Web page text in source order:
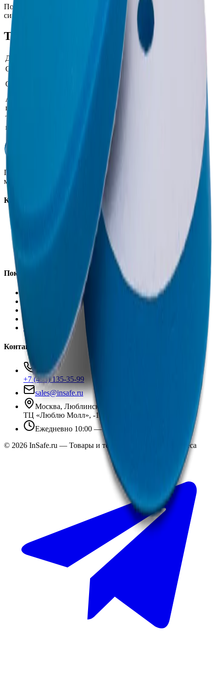
Поролоновый полировальный круг Detail DT-0308 средний
синий для эксцентрика 150/170мм
Технические характеристики
Диаметр
Способ крепления
Объём тары, фасовка
средний синий для эксцентрика
150/170мм
Артикул
производителя
Тип полировального
круга
поролоновый круг средней
жесткости
Профессиональная автохимия, оборудование и расходные
материалы для детейлинга.
Каталог
Расходные материалы
Покупателям
Доставка и оплата
О компании
Контакты
+7 (495) 135-35-99
sales@insafe.ru
Москва, Люблинская ул., 153.
ТЦ «Люблю Молл», -1 уровень
Ежедневно 10:00 — 19:00
© 2026 InSafe.ru — Товары и технологии для автобизнеса